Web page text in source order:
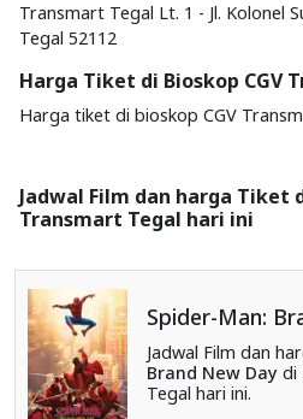
Transmart Tegal Lt. 1 - Jl. Kolonel
Tegal 52112
Harga Tiket di Bioskop CGV
Harga tiket di bioskop CGV
Jadwal Film dan harga Tiket
Transmart Tegal hari ini
Spider-Man:
Jadwal Film dan
Brand New Daydi
Tegal hari ini.